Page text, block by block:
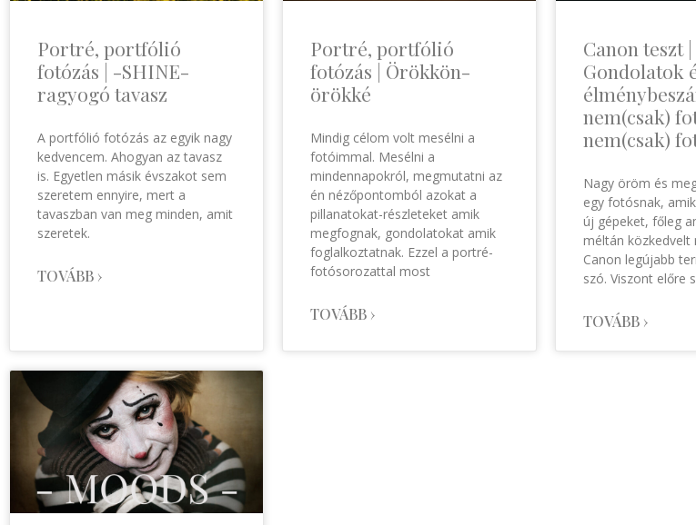
Portré, portfólió
fotózás | -SHINE-
ragyogó tavasz
A portfólió fotózás az egyik nagy
kedvencem. Ahogyan az tavasz
is. Egyetlen másik évszakot sem
szeretem ennyire, mert a
tavaszban van meg minden, amit
szeretek.
TOVÁBB ›
Portré, portfólió
fotózás | Örökkön-
örökké
Mindig célom volt mesélni a
fotóimmal. Mesélni a
mindennapokról, megmutatni az
én nézőpontomból azokat a
pillanatokat-részleteket amik
megfognak, gondolatokat amik
foglalkoztatnak. Ezzel a portré-
fotósorozattal most
TOVÁBB ›
Canon teszt |
Gondolatok
nem(csak)
nem(csak)
Nagy öröm és
egy fotósnak,
új gépeket, főleg
méltán közkedvelt
Canon legújabb
szó. Viszont előre
TOVÁBB ›